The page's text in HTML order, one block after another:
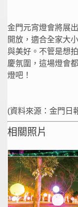
金門元宵燈會將展
開放，適合全家大
與美好。不管是想
慶氛圍，這場燈會
燈吧！
(資料來源：金門日
相關照片